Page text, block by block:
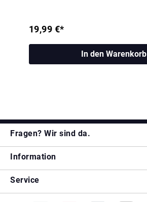
19,99 €*
In den Warenkorb
Fragen? Wir sind da.
Information
Service